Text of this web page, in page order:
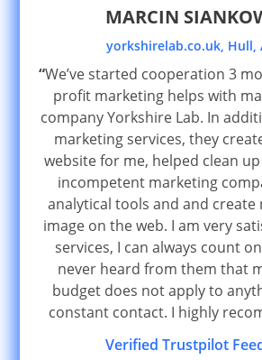
MARCIN
yorkshirelab.co.uk, Hull,
“We’ve started cooperation 3
profit marketing helps with
company Yorkshire Lab. In
marketing services, they
website for me, helped clean
incompetent marketing
analytical tools and and create
image on the web. I am very
services, I can always count
never heard from them that
budget does not apply to
constant contact. I highly
Verified Trustpilot